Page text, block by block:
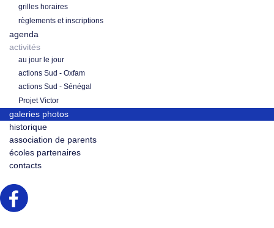
grilles horaires
règlements et inscriptions
agenda
activités
au jour le jour
actions Sud - Oxfam
actions Sud - Sénégal
Projet Victor
galeries photos
historique
association de parents
écoles partenaires
contacts